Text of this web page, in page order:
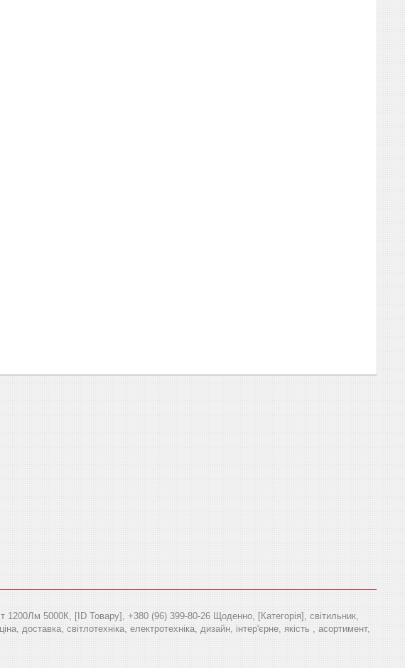
5000К, [ID Товару], +380 (96) 399-80-26 Щоденно, [Категорія], світильник,
доставка, світлотехніка, електротехніка, дизайн, інтер'єрне, якість , асортимент,